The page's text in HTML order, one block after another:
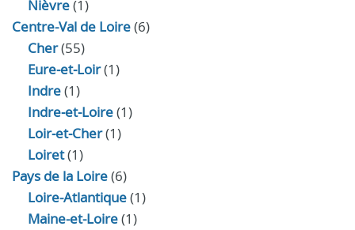
Nièvre(1)
Centre-Val de Loire(6)
Cher(55)
Eure‑et‑Loir(1)
Indre(1)
Indre‑et‑Loire(1)
Loir‑et‑Cher(1)
Loiret(1)
Pays de la Loire(6)
Loire-Atlantique(1)
Maine-et-Loire(1)